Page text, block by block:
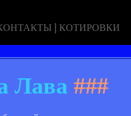
| КОТИРОВКИ
Лава###